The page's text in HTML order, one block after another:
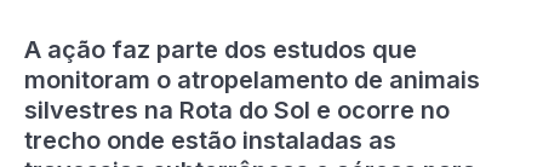
A ação faz parte dos estudos que
monitoram o atropelamento de animais
silvestres na Rota do Sol e ocorre no
trecho onde estão instaladas as